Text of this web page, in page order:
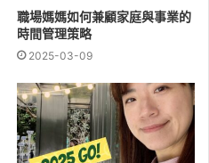
職場媽媽如何兼顧家庭與事業的
時間管理策略
2025-03-09